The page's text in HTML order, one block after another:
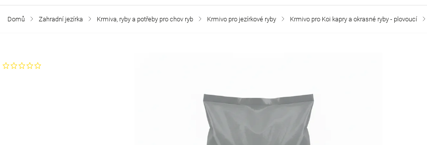
Domů / Zahradní jezírka / Krmiva, ryby a potřeby pro chov ryb / Krmivo pro jezírkové ryby / Krmivo pro Koi kapry a okrasné ryby - plovoucí /